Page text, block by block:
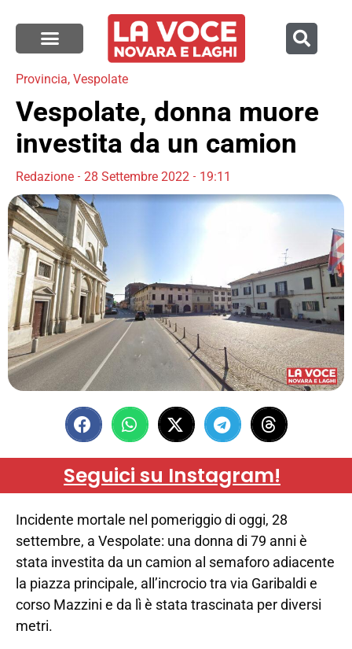
Provincia, Vespolate
Vespolate, donna muore
investita da un camion
Redazione 28 Settembre 2022 19:11
Seguici su Instagram!
Incidente mortale nel pomeriggio di oggi, 28
settembre, a Vespolate: una donna di 79 anni è
stata investita da un camion al semaforo adiacente
la piazza principale, all’incrocio tra via Garibaldi e
corso Mazzini e da lì è stata trascinata per diversi
metri.